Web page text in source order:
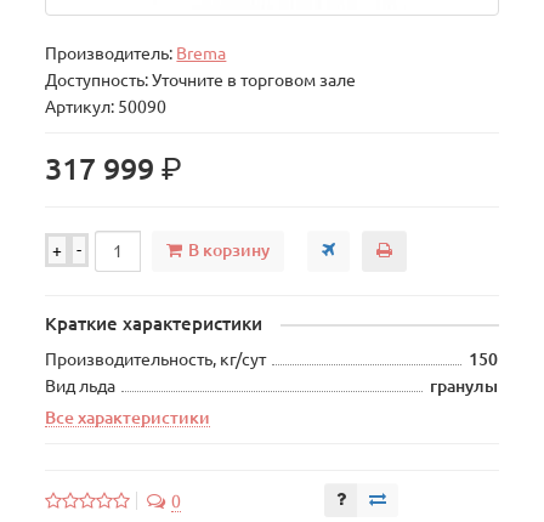
Производитель: Brema
Доступность: Уточните в торговом зале
Артикул: 50090
317 999р.
+ - В корзину
Краткие характеристики
Производительность, кг/сут
150
Вид льда
гранулы
Все характеристики
0